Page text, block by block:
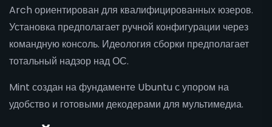
Arch ориентирован для квалифицированных юзеров.
Установка предполагает ручной конфигурации через
командную консоль. Идеология сборки предполагает
тотальный надзор над ОС.
Mint создан на фундаменте Ubuntu с упором на
удобство и готовыми декодерами для мультимедиа.